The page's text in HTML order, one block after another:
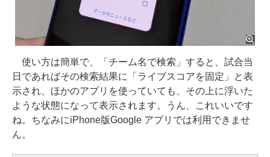
使い方は簡単で、「チーム名で検索」すると、試合当
日であればその検索結果に「ライブスコアを固定」と表
示され、ほかのアプリを使っていても、その上に浮いた
ような状態になって表示されます。うん、これいいです
ね。ちなみにiPhone版Google アプリでは利用できませ
ん。